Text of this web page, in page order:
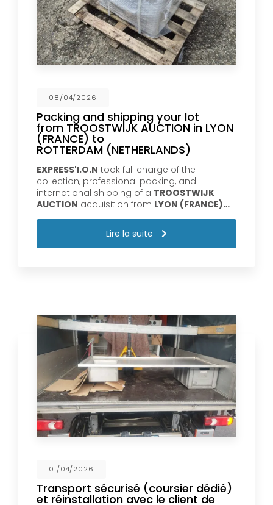
08/04/2026
Packing and shipping your lot
from TROOSTWIJK AUCTION in LYON
(FRANCE) to
ROTTERDAM (NETHERLANDS)
EXPRESS'I.O.N took full charge of the
collection, professional packing, and
international shipping of a TROOSTWIJK
AUCTION acquisition from LYON (FRANCE)…
Lire la suite
01/04/2026
Transport sécurisé (coursier dédié)
et réinstallation avec le client de